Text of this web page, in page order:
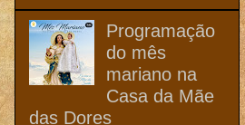
Programação
do mês
mariano na
Casa da Mãe
das Dores